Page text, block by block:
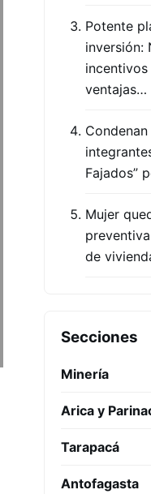
Potente
inversión:
ventajas…
Fajados”
Mujer
de
Secciones
Minería
Arica y
Tarapacá
Antofagasta